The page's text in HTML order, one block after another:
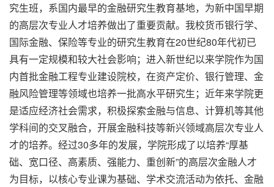
究生班，系国内最早的金融研究生教育基地，为新中国早期
的高层次专业人才培养做出了重要贡献。我校货币银行学、
国际金融、保险等专业的研究生教育在20世纪80年代初已
具有一定规模和较大社会影响；进入新世纪以来学院作为国
内首批金融工程专业建设院校，在资产定价、银行管理、金
融风险管理等领域也培养一批高水平研究生；近年来学院更
是适应经济社会需求，积极探索金融与信息、计算机等其他
学科间的交叉融合，开展金融科技等新兴领域高层次专业人
才的培养。经过30多年的发展，学院形成了以培养“厚基
础、宽口径、高素质、强能力、重创新”的高层次金融人才
为目标，以核心专业课为基础、学术交流活动为依托、金融